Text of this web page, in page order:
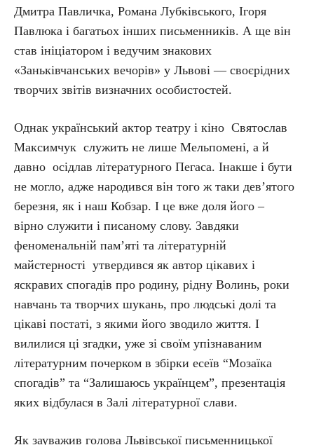
Дмитра Павличка, Романа Луб­ківського, Ігоря
Павлюка і багатьох інших письменників. А ще він
став ініціа­тором і ведучим знакових
«Заньківчанських вечорів» у Львові — своєрідних
творчих звітів визначних особистостей.
Однак український актор театру і кіно Святослав
Максимчук служить не лише Мельпомені, а й
давно осідлав літературного Пегаса. Інакше і бути
не могло, адже народився він того ж таки дев’ятого
березня, як і наш Кобзар. І це вже доля його –
вірно служити і писаному слову. Завдяки
феноменальній пам’яті та літературній
майстерності утвердився як автор цікавих і
яскравих спогадів про родину, рідну Волинь, роки
навчань та творчих шукань, про людські долі та
цікаві постаті, з якими його зводило життя. І
вилилися ці згадки, уже зі своїм упізнаваним
літературним почерком в збірки есеїв “Мозаїка
спогадів” та “Залишаюсь українцем”, презентація
яких відбулася в Залі літературної слави.
Як зауважив голова Львівської письменницької